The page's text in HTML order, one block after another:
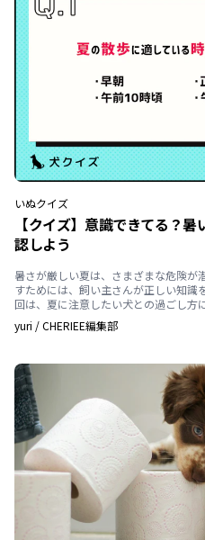
いぬクイズ
【クイズ】意識できてる？
認しよう
暑さが厳しい夏は、さまざまな危険が
すためには、飼い主さんが正しい知識
回は、夏に注意したい犬との過ごし方
yuri /CHERIEE編集部